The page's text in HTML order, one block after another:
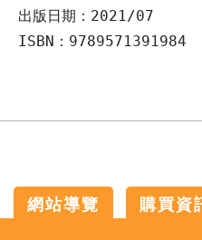
出版日期：2021/07
ISBN：9789571391984
網站導覽
購買資